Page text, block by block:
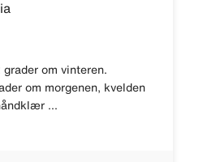
om vinteren.
om morgenen, kvelden
...